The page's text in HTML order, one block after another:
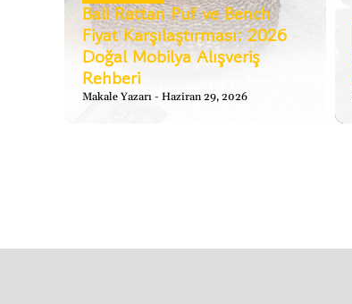
Bali Rattan Puf ve Bench
Fiyat Karşılaştırması: 2026
Doğal Mobilya Alışveriş
Rehberi
Makale Yazarı Haziran 29, 2026